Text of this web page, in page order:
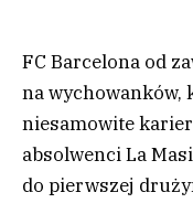
FC Barcelona od
na
niesamowite
absolwenci La
do pierwszej